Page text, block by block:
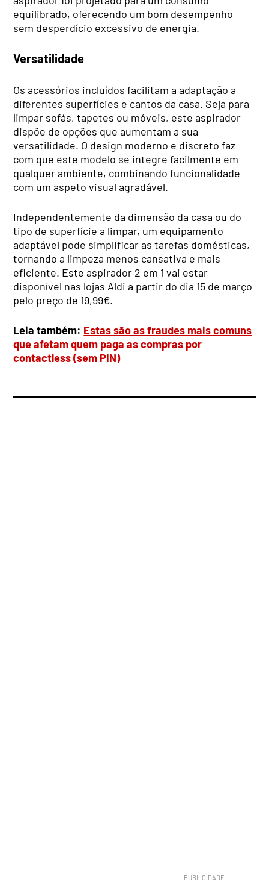
equilibrado, oferecendo um bom desempenho
sem desperdício excessivo de energia.
Versatilidade
Os acessórios incluídos facilitam a adaptação a
diferentes superfícies e cantos da casa. Seja para
limpar sofás, tapetes ou móveis, este aspirador
dispõe de opções que aumentam a sua
versatilidade. O design moderno e discreto faz
com que este modelo se integre facilmente em
qualquer ambiente, combinando funcionalidade
com um aspeto visual agradável.
Independentemente da dimensão da casa ou do
tipo de superfície a limpar, um equipamento
adaptável pode simplificar as tarefas domésticas,
tornando a limpeza menos cansativa e mais
eficiente. Este aspirador 2 em 1 vai estar
disponível nas lojas Aldi a partir do dia 15 de março
pelo preço de 19,99€.
Leia também: Estas são as fraudes mais comuns
que afetam quem paga as compras por
contactless (sem PIN)